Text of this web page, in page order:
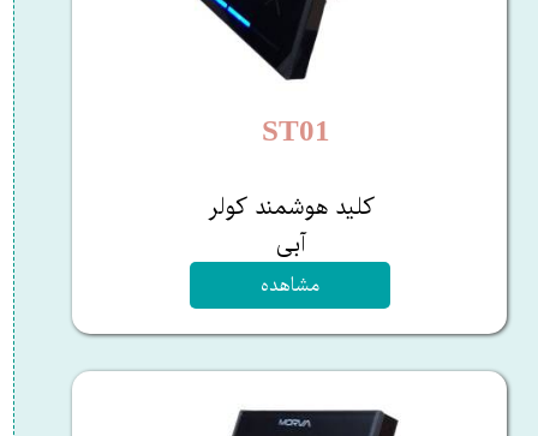
مشاهده
​کلید هوشمند کولر
آبی​​​​​​​
ST01